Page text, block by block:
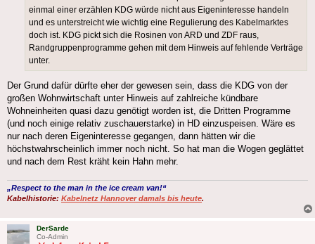
einmal einer erzählen KDG würde nicht aus Eigeninteresse handeln
und es unterstreicht wie wichtig eine Regulierung des Kabelmarktes
doch ist. KDG pickt sich die Rosinen von ARD und ZDF raus,
Randgruppenprogramme gehen mit dem Hinweis auf fehlende Verträge
unter.
Der Grund dafür dürfte eher der gewesen sein, dass die KDG von der
großen Wohnwirtschaft unter Hinweis auf zahlreiche kündbare
Wohneinheiten quasi dazu genötigt worden ist, die Dritten Programme
(und noch einige relativ zuschauerstarke) in HD einzuspeisen. Wäre es
nur nach deren Eigeninteresse gegangen, dann hätten wir die
höchstwahrscheinlich immer noch nicht. So hat man die Wogen geglättet
und nach dem Rest kräht kein Hahn mehr.
„Respect to the man in the ice cream van!“
Kabelhistorie: Kabelnetz Hannover damals bis heute.
DerSarde
Co-Admin